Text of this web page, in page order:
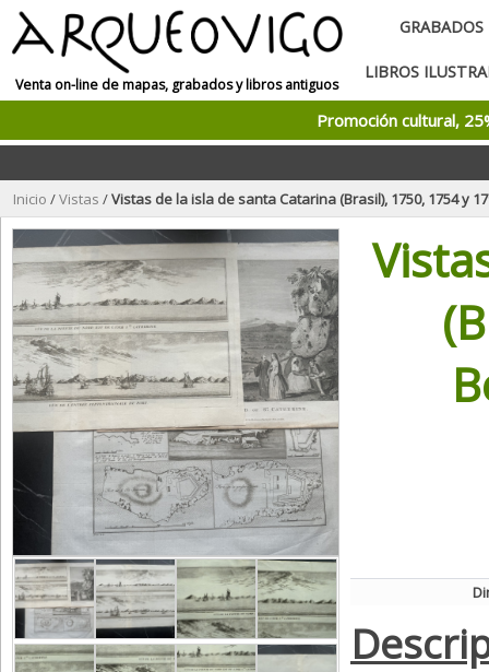
Venta on-line de mapas, grabados y libros antiguos
GRABADOS
LIBROS
Promoción cultural,
Inicio /Vistas /Vistas de la isla de santa Catarina (Brasil), 1750, 1754 y 1798.